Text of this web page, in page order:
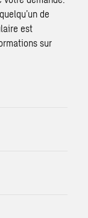
de
est
sur